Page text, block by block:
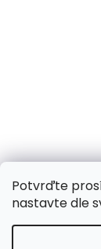
Potvrďte
nastavte dle